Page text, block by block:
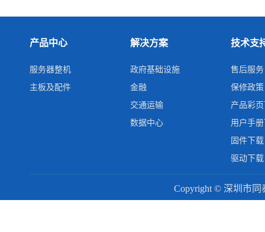
产品中心
服务器整机
主板及配件
解决方案
政府基础设施
金融
交通运输
数据中心
技术支
售后服务
保修政策
产品彩
用户手
固件下载
驱动下载
Copyright © 深圳市同